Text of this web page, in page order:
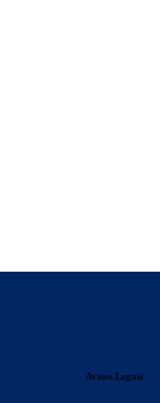
Avisos Legais